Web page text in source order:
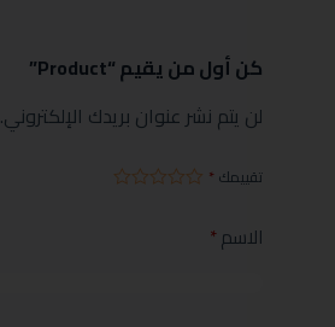
كن أول من يقيم “Product”
لن يتم نشر عنوان بريدك الإلكتروني.
تقييمك *
الاسم*